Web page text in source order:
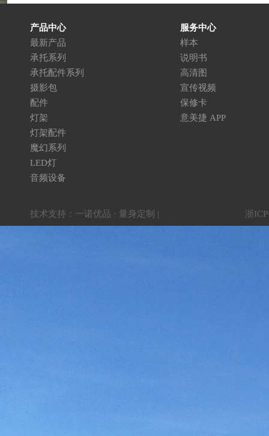
产品中心
最新产品
承托系列
承托配件系列
摄影包
配件
灯架
灯架配件
魔幻系列
LED灯
音频设备
服务中心
样本
说明书
高清图
宣传视频
保修卡
意美捷 APP
技术支持： 一诺优品 · 量身定制 | 浙